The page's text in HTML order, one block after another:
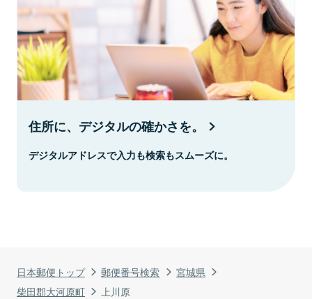
日本郵便トップ 郵便番号検索
宮城県
柴田郡大河原町
上川原
住所に、デジタルの確かさを。
デジタルアドレスで入力も検索もスムーズに。